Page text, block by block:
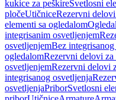
kukice za peškireSvetlosni
pločeUtičniceRezervni
elementi sa ogledalom
integrisanim osvetljenjem
osvetljenjemBez
ogledalomRezervni delovi za
osvetljenjemRezervni delovi
integrisanog osvetljenja
osvetljenjaPriborSvetlosni